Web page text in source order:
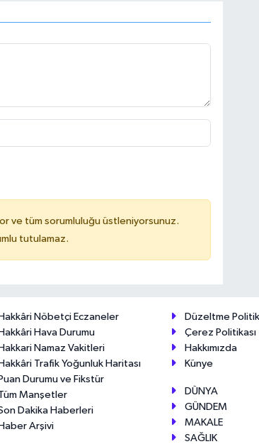
ve tüm sorumluluğu üstleniyorsunuz.
tutulamaz.
Nöbetçi Eczaneler
Hava Durumu
Namaz Vakitleri
Trafik Yoğunluk Haritası
Durumu ve Fikstür
Manşetler
Dakika Haberleri
Arşivi
Düzeltme
Çerez Politikası
Hakkımızda
Künye
DÜNYA
GÜNDEM
MAKALE
SAĞLIK